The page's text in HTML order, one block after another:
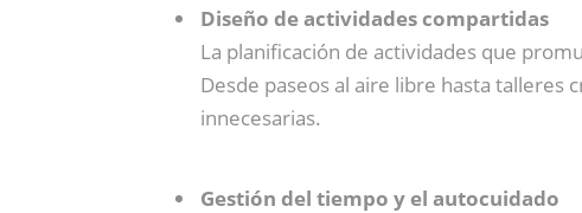
Diseño de actividades compartidas
La planificación de actividades que
Desde paseos al aire libre hasta talleres
innecesarias.
Gestión del tiempo y el autocuidado